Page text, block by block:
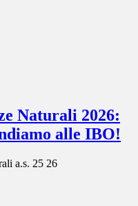
Naturali 2026:
alle IBO!
a.s. 25 26